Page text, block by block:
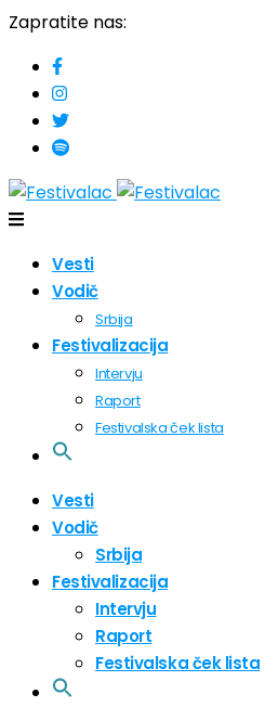
Zapratite nas:
Vesti
Vodič
Srbija
Festivalizacija
Intervju
Raport
Festivalska ček lista
Vesti
Vodič
Srbija
Festivalizacija
Intervju
Raport
Festivalska ček lista